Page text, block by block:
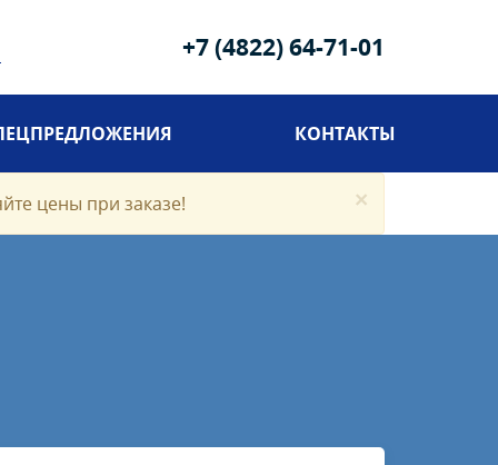
+7 (4822) 64-71-01
КОНТАКТЫ
×
цены при заказе!